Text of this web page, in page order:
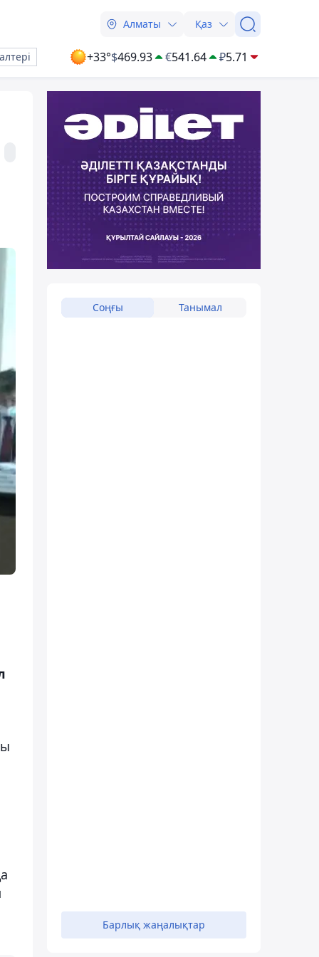
Алматы Қаз
+33°$469.93 €541.64 ₽5.71
Соңғы Танымал
Барлық жаңалықтар